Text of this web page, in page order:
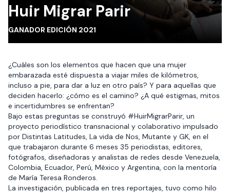
Huir Migrar Parir
GANADOR EDICIÓN 2021
¿Cuáles son los elementos que hacen que una mujer
embarazada esté dispuesta a viajar miles de kilómetros,
incluso a pie, para dar a luz en otro país? Y para aquellas que
deciden hacerlo: ¿cómo es el camino? ¿A qué estigmas, mitos
e incertidumbres se enfrentan?
Bajo estas preguntas se construyó #HuirMigrarParir, un
proyecto periodístico transnacional y colaborativo impulsado
por Distintas Latitudes, La vida de Nos, Mutante y GK, en el
que trabajaron durante 6 meses 35 periodistas, editores,
fotógrafos, diseñadoras y analistas de redes desde Venezuela,
Colombia, Ecuador, Perú, México y Argentina, con la mentoría
de María Teresa Ronderos.
La investigación, publicada en tres reportajes, tuvo como hilo